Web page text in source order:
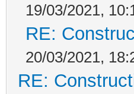
19/03/2021,
RE:
20/03/2021,
RE: